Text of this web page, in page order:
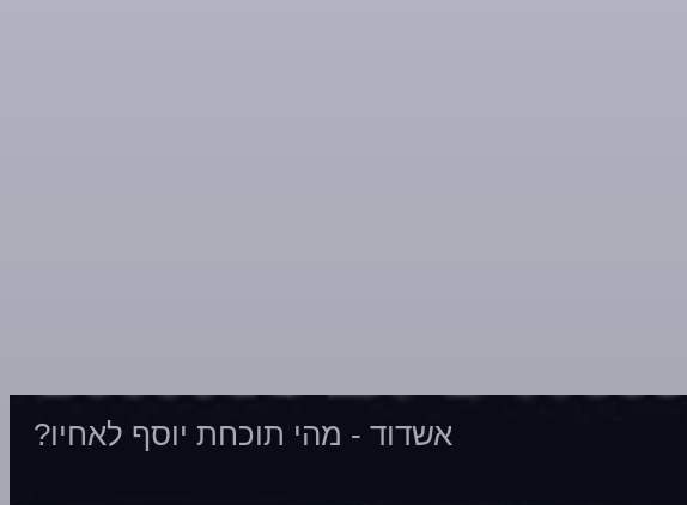
אשדוד - מהי תוכחת יוסף לאחיו?